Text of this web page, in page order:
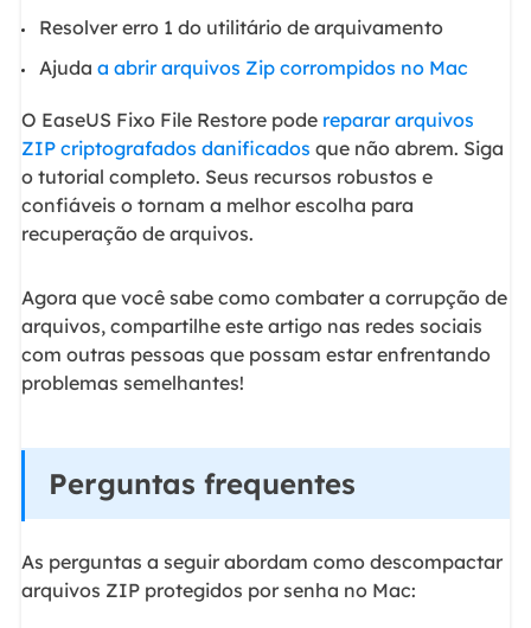
Resolver erro 1 do utilitário de arquivamento
Ajuda a abrir arquivos Zip corrompidos no Mac
O EaseUS Fixo File Restore pode reparar arquivos
ZIP criptografados danificados que não abrem. Siga
o tutorial completo. Seus recursos robustos e
confiáveis o tornam a melhor escolha para
recuperação de arquivos.
Agora que você sabe como combater a corrupção de
arquivos, compartilhe este artigo nas redes sociais
com outras pessoas que possam estar enfrentando
problemas semelhantes!
Perguntas frequentes
As perguntas a seguir abordam como descompactar
arquivos ZIP protegidos por senha no Mac: